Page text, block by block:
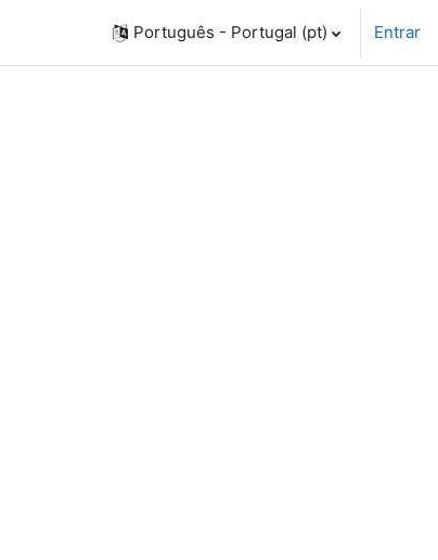
Português - Portugal ‎(pt)‎ Entrar